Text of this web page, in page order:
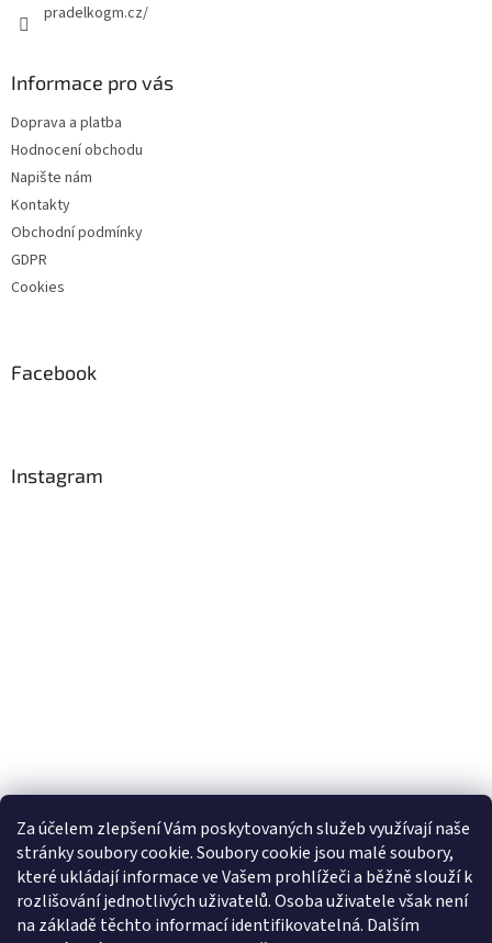
Za účelem zlepšení Vám poskytovaných služeb využívají naše
stránky soubory cookie. Soubory cookie jsou malé soubory,
které ukládají informace ve Vašem prohlížeči a běžně slouží k
rozlišování jednotlivých uživatelů. Osoba uživatele však není
na základě těchto informací identifikovatelná. Dalším
pradelkogm.cz/
Informace pro vás
Doprava a platba
Hodnocení obchodu
Napište nám
Kontakty
Obchodní podmínky
GDPR
Cookies
Facebook
Instagram
Sledovat na Instagramu
Farmářský koutek Heuréka.cz Zboží.cz Google nákupy